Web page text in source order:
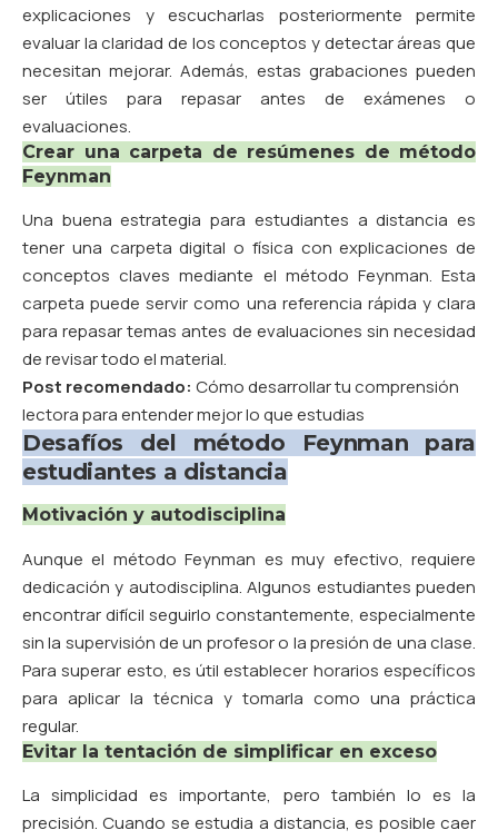
explicaciones y escucharlas posteriormente permite
evaluar la claridad de los conceptos y detectar áreas que
necesitan mejorar. Además, estas grabaciones pueden
ser útiles para repasar antes de exámenes o
evaluaciones.
Crear una carpeta de resúmenes de método
Feynman
Una buena estrategia para estudiantes a distancia es
tener una carpeta digital o física con explicaciones de
conceptos claves mediante el método Feynman. Esta
carpeta puede servir como una referencia rápida y clara
para repasar temas antes de evaluaciones sin necesidad
de revisar todo el material.
Post recomendado: Cómo desarrollar tu comprensión
lectora para entender mejor lo que estudias
Desafíos del método Feynman para
estudiantes a distancia
Motivación y autodisciplina
Aunque el método Feynman es muy efectivo, requiere
dedicación y autodisciplina. Algunos estudiantes pueden
encontrar difícil seguirlo constantemente, especialmente
sin la supervisión de un profesor o la presión de una clase.
Para superar esto, es útil establecer horarios específicos
para aplicar la técnica y tomarla como una práctica
regular.
Evitar la tentación de simplificar en exceso
La simplicidad es importante, pero también lo es la
precisión. Cuando se estudia a distancia, es posible caer